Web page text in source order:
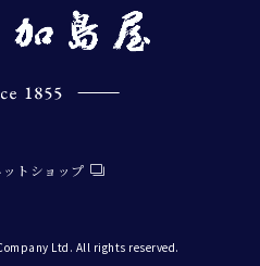
トショップ
Ltd. All rights reserved.